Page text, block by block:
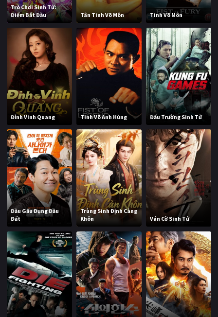
Trò Chơi Sinh Tử:
Điểm Bắt Đầu
Tân Tinh Võ Môn Tinh Võ Môn
Đỉnh Vinh Quang Tinh Võ Anh Hùng Đấu Trường Sinh Tử
Đầu Gấu Đụng Đầu
Đất
Trùng Sinh Định Càng
Khôn
Ván Cờ Sinh Tử